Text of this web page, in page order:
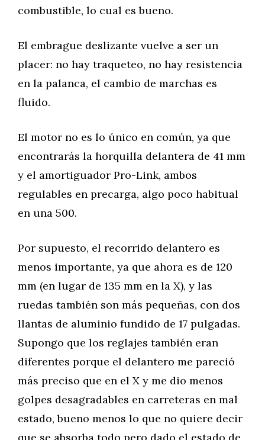
combustible, lo cual es bueno.
El embrague deslizante vuelve a ser un
placer: no hay traqueteo, no hay resistencia
en la palanca, el cambio de marchas es
fluido.
El motor no es lo único en común, ya que
encontrarás la horquilla delantera de 41 mm
y el amortiguador Pro-Link, ambos
regulables en precarga, algo poco habitual
en una 500.
Por supuesto, el recorrido delantero es
menos importante, ya que ahora es de 120
mm (en lugar de 135 mm en la X), y las
ruedas también son más pequeñas, con dos
llantas de aluminio fundido de 17 pulgadas.
Supongo que los reglajes también eran
diferentes porque el delantero me pareció
más preciso que en el X y me dio menos
golpes desagradables en carreteras en mal
estado, bueno menos lo que no quiere decir